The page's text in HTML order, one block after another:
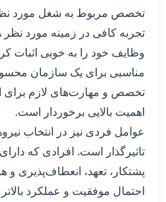
تخصص مربوط به شغل مورد
تجربه کافی در زمینه مورد نظر
وظایف خود را به خوبی اثبات
مناسبی برای یک سازمان
تخصص و مهارت‌های لازم برای
اهمیت بالایی برخوردار است.
عوامل فردی نیز در انتخاب
تاثیرگذار است. افرادی که
پشتکار، تعهد، انعطاف‌پذیری و
احتمال موفقیت و عملکرد